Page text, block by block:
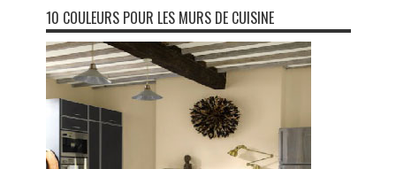
10 COULEURS POUR LES MURS DE CUISINE